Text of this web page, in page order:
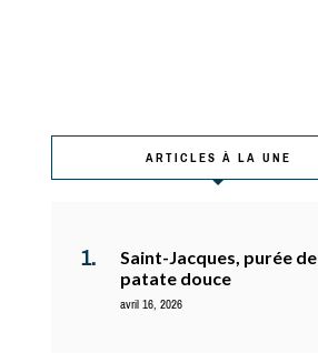
ARTICLES À LA UNE
Saint-Jacques, purée de
patate douce
avril 16, 2026